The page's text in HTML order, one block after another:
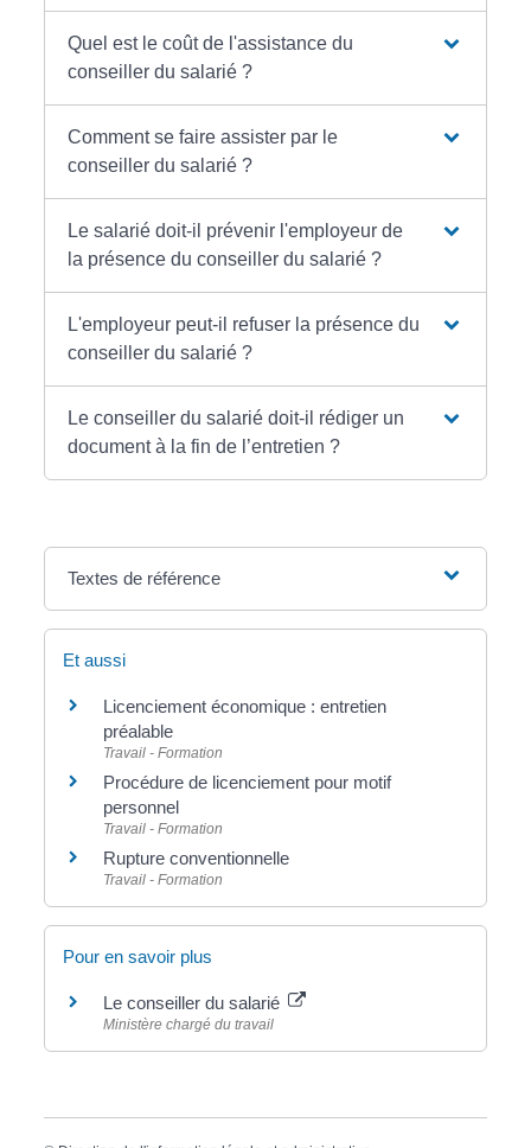
Quel est le coût de l'assistance du
conseiller du salarié ?
Comment se faire assister par le
conseiller du salarié ?
Le salarié doit-il prévenir l'employeur de
la présence du conseiller du salarié ?
L'employeur peut-il refuser la présence du
conseiller du salarié ?
Le conseiller du salarié doit-il rédiger un
document à la fin de l’entretien ?
Textes de référence
Et aussi
Licenciement économique : entretien
préalable
Travail - Formation
Procédure de licenciement pour motif
personnel
Travail - Formation
Rupture conventionnelle
Travail - Formation
Pour en savoir plus
Le conseiller du salarié
Ministère chargé du travail